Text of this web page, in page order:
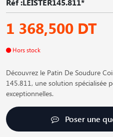
Réf :LEISTER145.811*
1 368,500 DT
Hors stock
Découvrez le Patin De Soudure
145.811, une solution spécialisée
exceptionnelles.
Poser une